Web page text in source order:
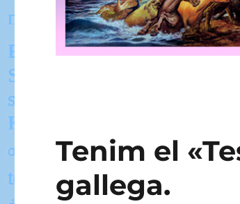
Tenim el
gallega.